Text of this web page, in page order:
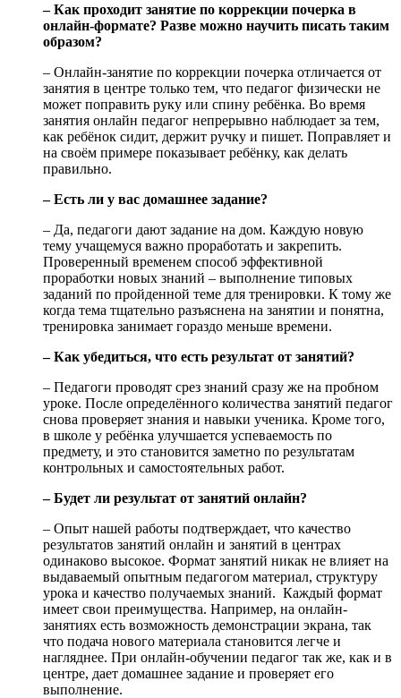
– Как проходит занятие по коррекции почерка в
онлайн-формате? Разве можно научить писать таким
образом?
– Онлайн-занятие по коррекции почерка отличается от
занятия в центре только тем, что педагог физически не
может поправить руку или спину ребёнка. Во время
занятия онлайн педагог непрерывно наблюдает за тем,
как ребёнок сидит, держит ручку и пишет. Поправляет и
на своём примере показывает ребёнку, как делать
правильно.
– Есть ли у вас домашнее задание?
– Да, педагоги дают задание на дом. Каждую новую
тему учащемуся важно проработать и закрепить.
Проверенный временем способ эффективной
проработки новых знаний – выполнение типовых
заданий по пройденной теме для тренировки. К тому же
когда тема тщательно разъяснена на занятии и понятна,
тренировка занимает гораздо меньше времени.
– Как убедиться, что есть результат от занятий?
– Педагоги проводят срез знаний сразу же на пробном
уроке. После определённого количества занятий педагог
снова проверяет знания и навыки ученика. Кроме того,
в школе у ребёнка улучшается успеваемость по
предмету, и это становится заметно по результатам
контрольных и самостоятельных работ.
– Будет ли результат от занятий онлайн?
– Опыт нашей работы подтверждает, что качество
результатов занятий онлайн и занятий в центрах
одинаково высокое. Формат занятий никак не влияет на
выдаваемый опытным педагогом материал, структуру
урока и качество получаемых знаний. Каждый формат
имеет свои преимущества. Например, на онлайн-
занятиях есть возможность демонстрации экрана, так
что подача нового материала становится легче и
нагляднее. При онлайн-обучении педагог так же, как и в
центре, дает домашнее задание и проверяет его
выполнение.